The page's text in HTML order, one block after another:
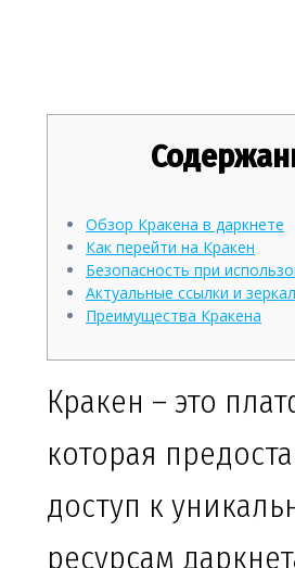
Обзор Кракена в даркнете
Как перейти на Кракен
Безопасность при
Актуальные ссылки и
Преимущества Кракена
Кракен – это
которая
доступ к
ресурсам